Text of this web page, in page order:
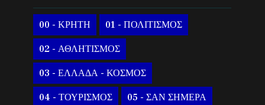
00 - ΚΡΗΤΗ 01 - ΠΟΛΙΤΙΣΜΟΣ
02 - ΑΘΛΗΤΙΣΜΟΣ
03 - ΕΛΛΑΔΑ - ΚΟΣΜΟΣ
04 - ΤΟΥΡΙΣΜΟΣ 05 - ΣΑΝ ΣΗΜΕΡΑ